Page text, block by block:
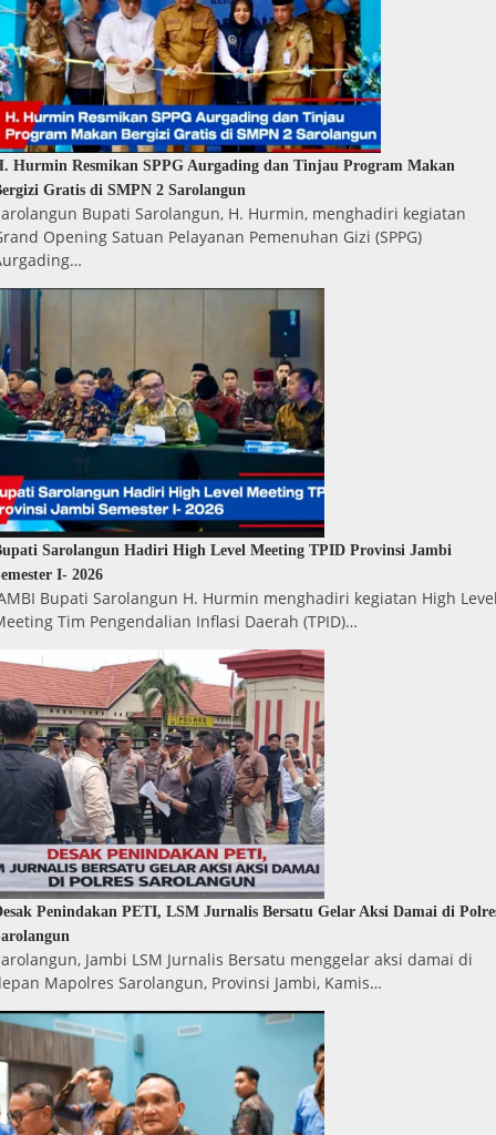
Hurmin Resmikan SPPG Aurgading dan Tinjau Program Makan
Gratis di SMPN 2 Sarolangun
Bupati Sarolangun, H. Hurmin, menghadiri kegiatan
Opening Satuan Pelayanan Pemenuhan Gizi (SPPG)
Sarolangun Hadiri High Level Meeting TPID Provinsi Jambi
I- 2026
Bupati Sarolangun H. Hurmin menghadiri kegiatan High
Tim Pengendalian Inflasi Daerah (TPID)…
Penindakan PETI, LSM Jurnalis Bersatu Gelar Aksi Damai di
Jambi LSM Jurnalis Bersatu menggelar aksi damai di
Mapolres Sarolangun, Provinsi Jambi, Kamis…